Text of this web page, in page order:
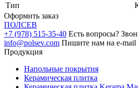
Тип
Оформить заказ
ПОЛСЕВ
+7 (978) 515-35-40 Есть вопросы?
info@polsev.com Пишите нам на e-mail
Продукция
Напольные покрытия
Керамическая плитка